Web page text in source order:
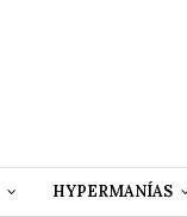
HYPERMANÍAS